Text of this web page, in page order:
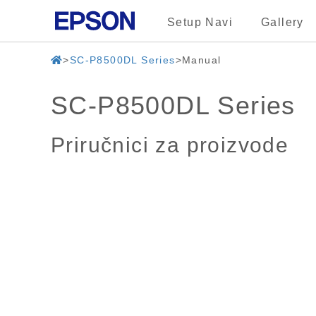
Setup Navi Gallery
SC-P8500DL Series Manual
SC-P8500DL Series
Priručnici za proizvode